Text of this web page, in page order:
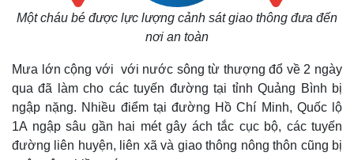
Một cháu bé được lực lượng cảnh sát giao thông đưa đến
nơi an toàn
Mưa lớn cộng với với nước sông từ thượng đổ về 2 ngày
qua đã làm cho các tuyến đường tại tỉnh Quảng Bình bị
ngập nặng. Nhiều điểm tại đường Hồ Chí Minh, Quốc lộ
1A ngập sâu gần hai mét gây ách tắc cục bộ, các tuyến
đường liên huyện, liên xã và giao thông nông thôn cũng bị